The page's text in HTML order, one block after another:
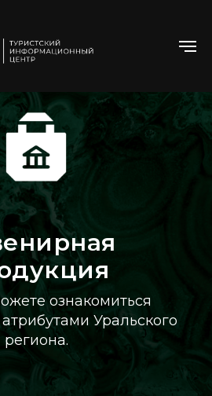
ознакомиться
Уральского
региона.